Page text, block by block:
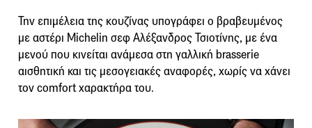
Την επιμέλεια της κουζίνας υπογράφει ο βραβευμένος
με αστέρι Michelin σεφΑλέξανδρος Τσιοτίνης, με ένα
μενού που κινείται ανάμεσα στη γαλλική brasserie
αισθητική και τις μεσογειακές αναφορές, χωρίς να χάνει
τον comfort χαρακτήρα του.